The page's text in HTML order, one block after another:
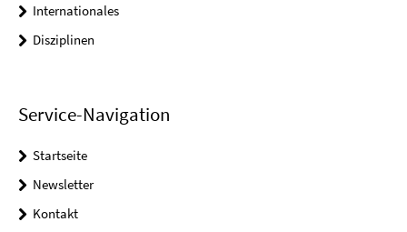
Internationales
Disziplinen
Service-Navigation
Startseite
Newsletter
Kontakt